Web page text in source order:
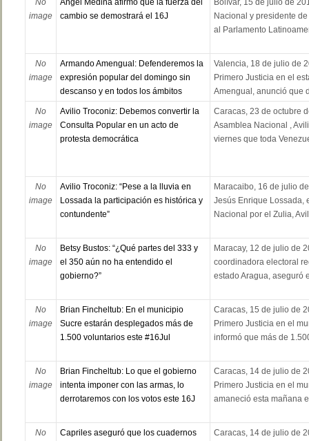
No
image
Ángel Medina afirmó que la fuerza del
cambio se demostrará el 16J
Bolívar, 15 de julio de
Nacional y presidente
al Parlamento
No
image
Armando Amengual: Defenderemos la
expresión popular del domingo sin
descanso y en todos los ámbitos
Valencia, 18 de julio de
Primero Justicia en el
Amengual, anunció que
No
image
Avilio Troconiz: Debemos convertir la
Consulta Popular en un acto de
protesta democrática
Caracas, 23 de octubre
Asamblea Nacional ,
viernes que toda
No
image
Avilio Troconiz: “Pese a la lluvia en
Lossada la participación es histórica y
contundente”
Maracaibo, 16 de julio
Jesús Enrique Lossada,
Nacional por el Zulia,
No
image
Betsy Bustos: “¿Qué partes del 333 y
el 350 aún no ha entendido el
gobierno?”
Maracay, 12 de julio de
coordinadora electoral
estado Aragua, aseguró
No
image
Brian Fincheltub: En el municipio
Sucre estarán desplegados más de
1.500 voluntarios este #16Jul
Caracas, 15 de julio de
Primero Justicia en el
informó que más de
No
image
Brian Fincheltub: Lo que el gobierno
intenta imponer con las armas, lo
derrotaremos con los votos este 16J
Caracas, 14 de julio de
Primero Justicia en el
amaneció esta mañana
No
Capriles aseguró que los cuadernos
Caracas, 14 de julio de